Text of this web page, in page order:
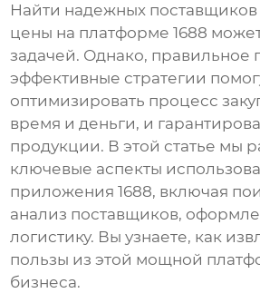
Найти надежных
цены на платформе1688
задачей. Однако, правильное
эффективные стратегии
оптимизировать процесс
время и деньги, и
продукции. В этой статье мы
ключевые аспекты
приложения1688, включая
анализ поставщиков,
логистику. Вы узнаете, как
пользы из этой мощной
бизнеса.